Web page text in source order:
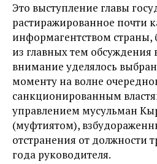
Это выступление главы
растиражированное почти
информагентством страны,
из главных тем обсуждения
внимание уделялось
моменту на волне
санкционированным
управлением мусульман
(муфтиятом),
отстранения от должности
года руководителя.